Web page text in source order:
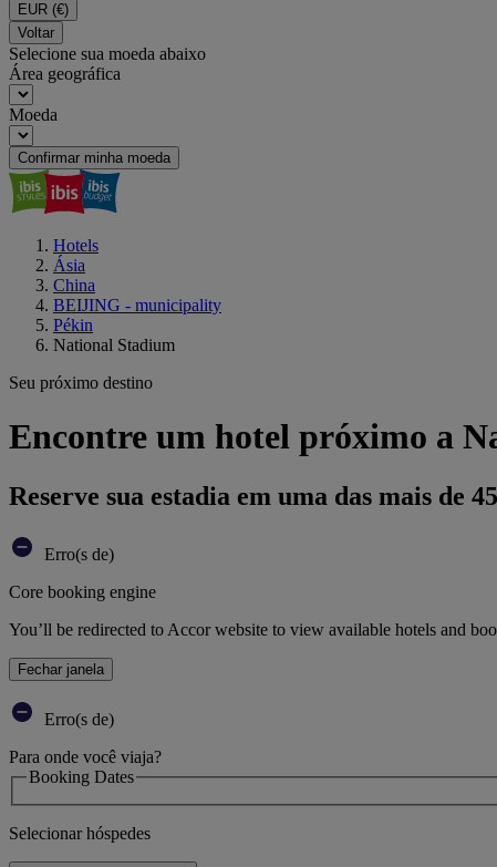
EUR (€)
Voltar
Selecione sua moeda abaixo
Área geográfica
Moeda
Confirmar minha moeda
Hotels
Ásia
China
BEIJING - municipality
Pékin
National Stadium
Seu próximo destino
Encontre um hotel próximo a
Reserve sua estadia em uma das mais de
Erro(s de)
Core booking engine
You’ll be redirected to Accor website to view available hotels and
Fechar janela
Erro(s de)
Para onde você viaja?
Booking Dates
Selecionar hóspedes